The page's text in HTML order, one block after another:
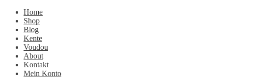
Home
Shop
Blog
Kente
Voudou
About
Kontakt
Mein Konto